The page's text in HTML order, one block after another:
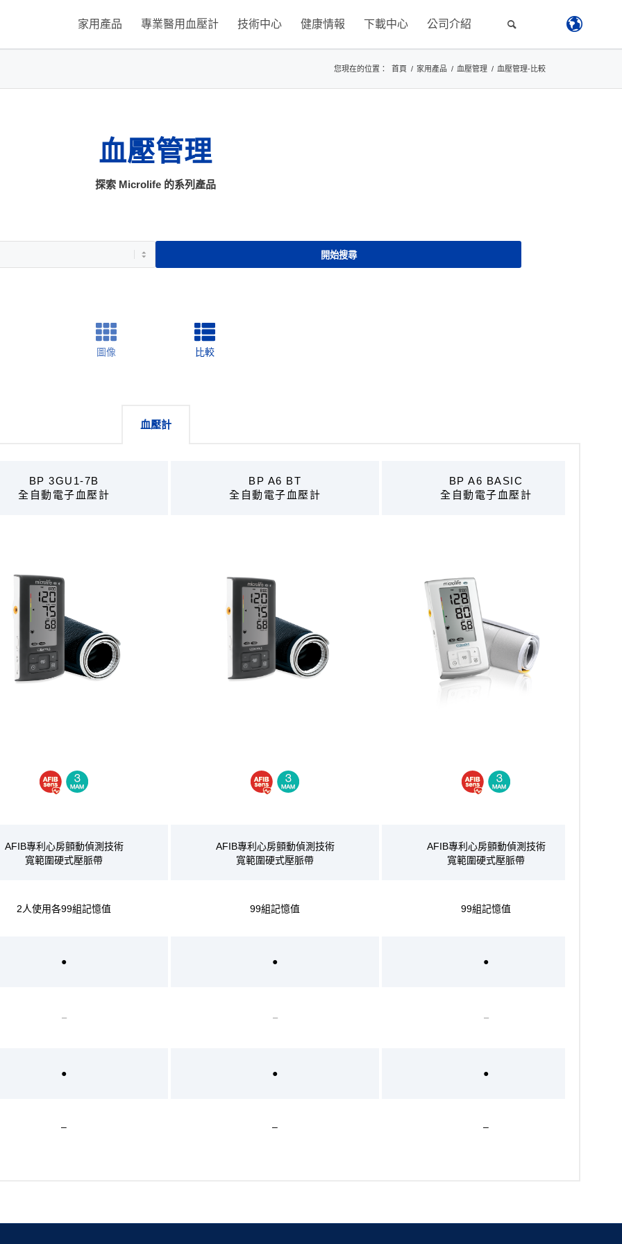
家用產品 專業醫用血壓計 技術中心 健康情報 下載中心 公司介紹
您現在的位置： 首頁 / 家用產品 / 血壓管理 / 血壓管理-比較
血壓管理
探索 Microlife 的系列產品
開始搜尋
圖像 比較
血壓計
BP 3GU1-7B
全自動電子血壓計
BP A6 BT
全自動電子血壓計
BP A6 BASIC
全自動電子血壓計
AFIB專利心房顫動偵測技術
寬範圍硬式壓脈帶
AFIB專利心房顫動偵測技術
寬範圍硬式壓脈帶
AFIB專利心房顫動偵測技術
寬範圍硬式壓脈帶
2人使用各99組記憶值 99組記憶值 99組記憶值
● ● ●
– – –
● ● ●
– – –